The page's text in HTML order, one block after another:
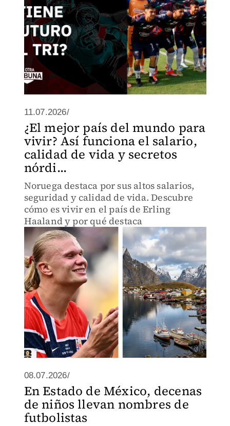
11.07.2026/
¿El mejor país del mundo para
vivir? Así funciona el salario,
calidad de vida y secretos
nórdi...
Noruega destaca por sus altos salarios,
seguridad y calidad de vida. Descubre
cómo es vivir en el país de Erling
Haaland y por qué destaca
08.07.2026/
En Estado de México, decenas
de niños llevan nombres de
futbolistas